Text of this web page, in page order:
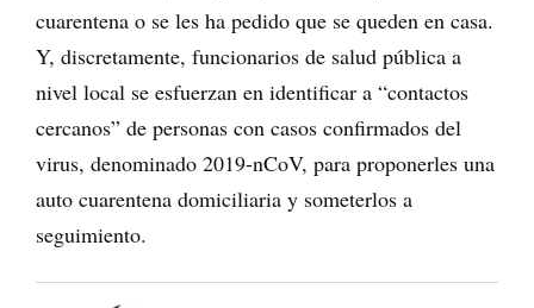
cuarentena o se les ha pedido que se queden en casa.
Y, discretamente, funcionarios de salud pública a
nivel local se esfuerzan en identificar a “contactos
cercanos” de personas con casos confirmados del
virus, denominado 2019-nCoV, para proponerles una
auto cuarentena domiciliaria y someterlos a
seguimiento.